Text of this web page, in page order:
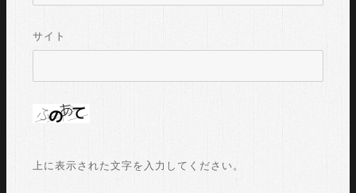
サイト
上に表示された文字を入力してください。